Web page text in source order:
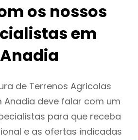
os nossos
em
Anadia
de Terrenos Agricolas
Anadia deve falar com um
para que receba
e as ofertas indicadas